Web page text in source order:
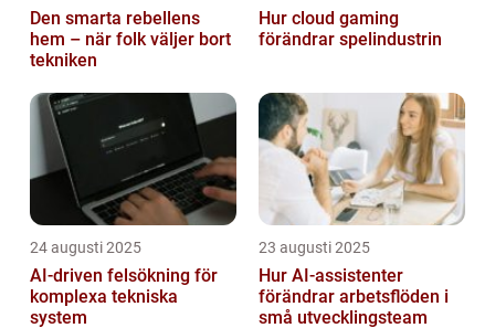
Den smarta rebellens
hem – när folk väljer bort
tekniken
Hur cloud gaming
förändrar spelindustrin
24 augusti 2025
AI‑driven felsökning för
komplexa tekniska
system
23 augusti 2025
Hur AI-assistenter
förändrar arbetsflöden i
små utvecklingsteam